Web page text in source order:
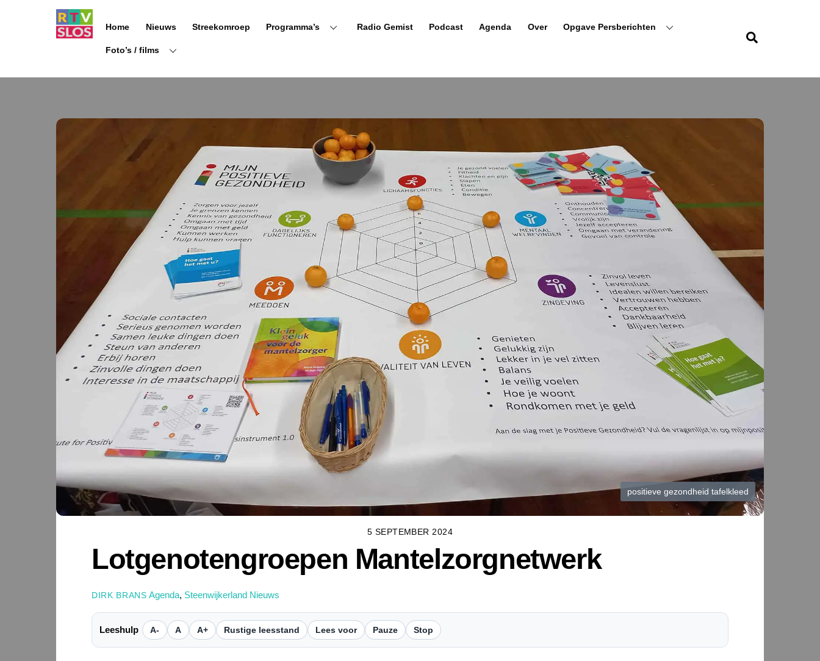
Home Nieuws Streekomroep Programma’s Radio Gemist Podcast Agenda Over Opgave Persberichten
Foto’s / films
positieve gezondheid tafelkleed
5 SEPTEMBER 2024
Lotgenotengroepen Mantelzorgnetwerk
DIRK BRANS Agenda, Steenwijkerland Nieuws
Leeshulp A- A A+ Rustige leesstand Lees voor Pauze Stop